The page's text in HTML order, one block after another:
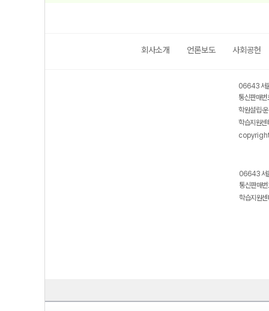
회사소개 언론보도 사회공헌
06643 서
통신판매
학원설립·
학습지원
06643 서
통신판매
학습지원